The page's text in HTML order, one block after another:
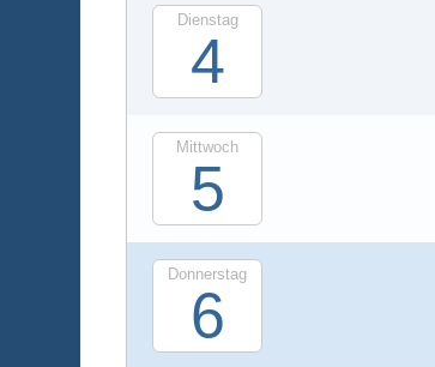
Dienstag
4
Mittwoch
5
Donnerstag
6